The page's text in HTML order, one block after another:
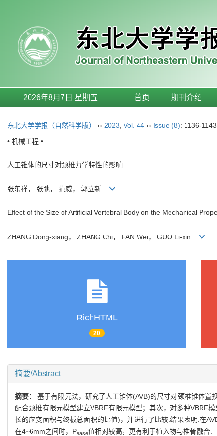
2026年8月7日 星期五 首页 期刊介绍
东北大学学报（自然科学版） ›› 2023 Vol. 44 ›› Issue (8): 1136-
• 机械工程 •
人工锥体的尺寸对颈椎力学特性的影响
张东祥， 张弛， 范威， 郭立新
Effect of the Size of Artificial Vertebral Body on the Mechanical
ZHANG Dong-xiang， ZHANG Chi， FAN Wei， GUO Li-xin
RichHTML
20
摘要/Abstract
摘要：基于有限元法，研究了人工锥体(AVB)的尺寸对颈椎锥体
配合颈椎有限元模型建立VBRF有限元模型；其次，对多种VBRF
长的应变面积与终板总面积的比值)，并进行了比较.结果表明:在
在4~6mm之间时，Pease值相对较高，更有利于植入物与椎骨融合.